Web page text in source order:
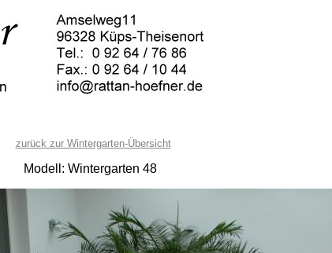
zurück zur Wintergarten-Übersicht
Modell: Wintergarten 48